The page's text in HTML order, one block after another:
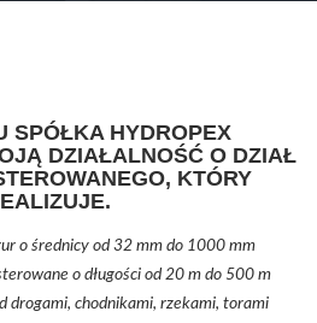
SPÓŁKA HYDROPEX
DZIAŁALNOŚĆ O DZIAŁ
KTÓRY
o średnicy od 32 mm do 1000 mm
o długości od 20 m do 500 m
drogami, chodnikami, rzekami, torami